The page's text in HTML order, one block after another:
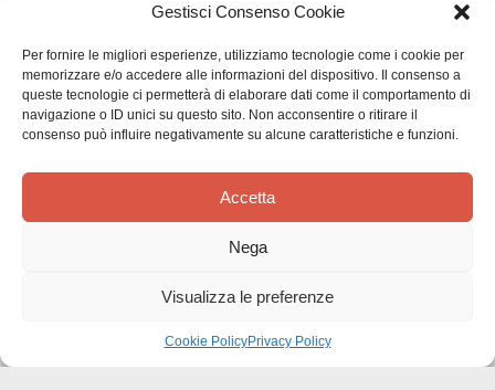
Gestisci Consenso Cookie
Per fornire le migliori esperienze, utilizziamo tecnologie come i cookie per
memorizzare e/o accedere alle informazioni del dispositivo. Il consenso a
queste tecnologie ci permetterà di elaborare dati come il comportamento di
navigazione o ID unici su questo sito. Non acconsentire o ritirare il
consenso può influire negativamente su alcune caratteristiche e funzioni.
Accetta
Nega
Visualizza le preferenze
Cookie PolicyPrivacy Policy
Effatà Editrice di Pellegrino Paolo SAS
C.F. e P.IVA 09655250018
Via Tre Denti, 1 - 10060 Cantalupa (TO)
Telefono: (+39) 0121 353452 - Fax: (+39) 0121 353839
TERMINI E CONDIZIONI